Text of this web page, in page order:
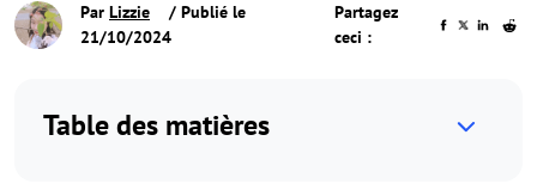
Par Lizzie
/ Publié le
21/10/2024
Partagez
ceci :
Table des matières